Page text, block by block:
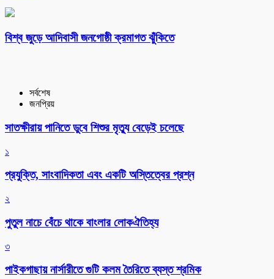
বিশ্ব জুড়ে আদিবাসী জনগোষ্ঠী ক্রমাগত ঝুঁকিতে
সর্বশেষ
জনপ্রিয়
সাতক্ষীরায় পানিতে ডুবে শিশুর মৃত্যু বেড়েই চলেছে
১
প্রযুক্তি, সাংবাদিকতা এবং একটি অস্তিত্বের প্রশ্ন
২
পুতুল নাচে বেঁচে থাকে বাংলার লোকঐতিহ্য
৩
পাইকগাছায় নার্সারীতে গুটি কলম তৈরিতে ব্যস্ত শ্রমিক